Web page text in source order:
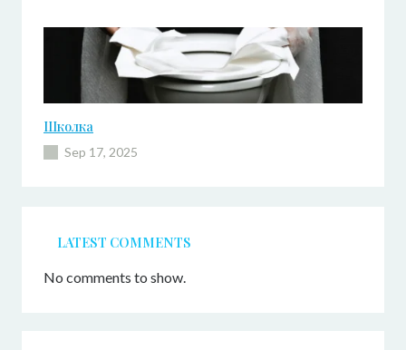
Школка
Sep 17, 2025
LATEST COMMENTS
No comments to show.